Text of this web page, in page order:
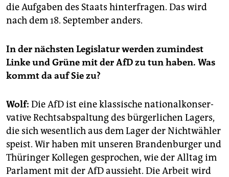
die Auf­ga­ben des Staats hin­ter­fra­gen. Das wird
nach dem 18. Sep­tem­ber an­ders.
In der nächs­ten Le­gis­la­tur wer­den zu­min­dest
Linke und Grüne mit der AfD zu tun haben. Was
kommt da auf Sie zu?
Wolf: Die AfD ist eine ­klassische na­tio­nal­kon­ser­
va­ti­ve Rechts­ab­spal­tung des bür­ger­li­chen La­gers,
die sich we­sent­lich aus dem Lager der Nicht­wäh­ler
speist. Wir haben mit un­se­ren Bran­den­bur­ger und
Thü­rin­ger Kol­le­gen ge­spro­chen, wie der All­tag im
Par­la­ment mit der AfD aus­sieht. Die Ar­beit wird